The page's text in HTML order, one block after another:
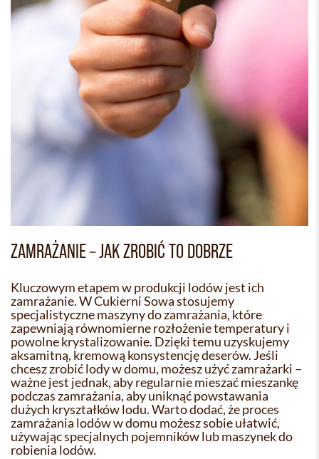
ZAMRAŻANIE – JAK ZROBIĆ TO DOBRZE
Kluczowym etapem w produkcji lodów jest ich
zamrażanie. W Cukierni Sowa stosujemy
specjalistyczne maszyny do zamrażania, które
zapewniają równomierne rozłożenie temperatury i
powolne krystalizowanie. Dzięki temu uzyskujemy
aksamitną, kremową konsystencję deserów. Jeśli
chcesz zrobić lody w domu, możesz użyć zamrażarki –
ważne jest jednak, aby regularnie mieszać mieszankę
podczas zamrażania, aby uniknąć powstawania
dużych kryształków lodu. Warto dodać, że proces
zamrażania lodów w domu możesz sobie ułatwić,
używając specjalnych pojemników lub maszynek do
robienia lodów.